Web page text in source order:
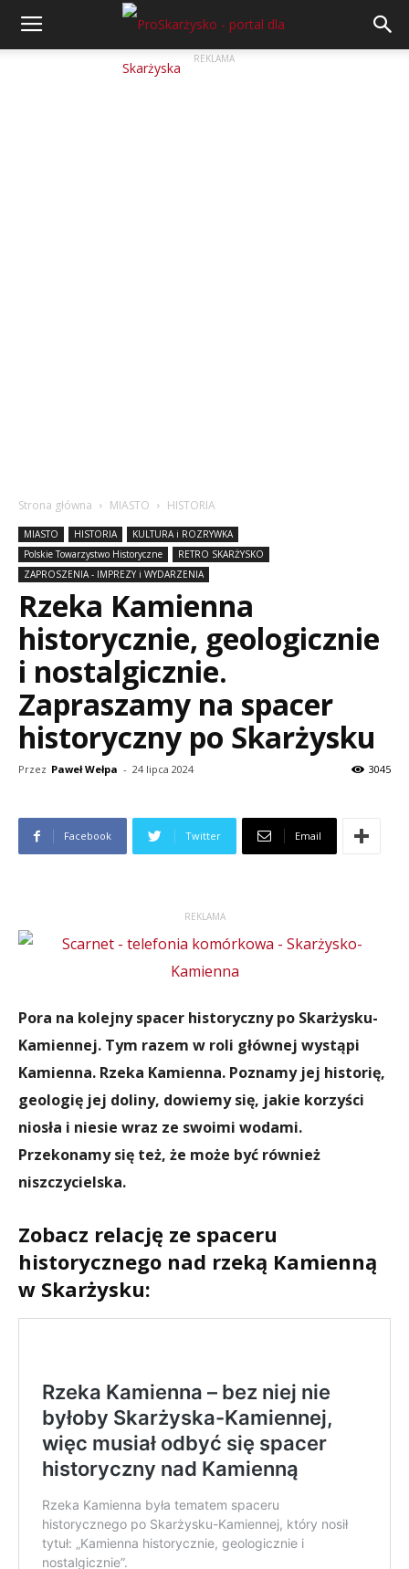
REKLAMA
Strona główna MIASTO HISTORIA
MIASTO HISTORIA
KULTURA i ROZRYWKA
Polskie Towarzystwo Historyczne
RETRO SKARŻYSKO
ZAPROSZENIA - IMPREZY i WYDARZENIA
Rzeka Kamienna
historycznie, geologicznie
i nostalgicznie.
Zapraszamy na spacer
historyczny po Skarżysku
Przez Paweł Wełpa - 24 lipca 2024 3045
Facebook Twitter Email
REKLAMA
Pora na kolejny spacer historyczny po Skarżysku-
Kamiennej. Tym razem w roli głównej wystąpi
Kamienna. Rzeka Kamienna. Poznamy jej historię,
geologię jej doliny, dowiemy się, jakie korzyści
niosła i niesie wraz ze swoimi wodami.
Przekonamy się też, że może być również
niszczycielska.
Zobacz relację ze spaceru
historycznego nad rzeką Kamienną
w Skarżysku: